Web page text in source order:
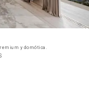
y domótica.